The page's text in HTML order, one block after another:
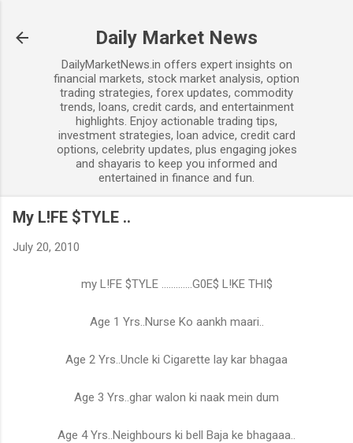
Daily Market News
DailyMarketNews.in offers expert insights on
financial markets, stock market analysis, option
trading strategies, forex updates, commodity
trends, loans, credit cards, and entertainment
highlights. Enjoy actionable trading tips,
investment strategies, loan advice, credit card
options, celebrity updates, plus engaging jokes
and shayaris to keep you informed and
entertained in finance and fun.
My L!FE $TYLE ..
July 20, 2010
my L!FE $TYLE .............G0E$ L!KE THI$
Age 1 Yrs..Nurse Ko aankh maari..
Age 2 Yrs..Uncle ki Cigarette lay kar bhagaa
Age 3 Yrs..ghar walon ki naak mein dum
Age 4 Yrs..Neighbours ki bell Baja ke bhagaaa..